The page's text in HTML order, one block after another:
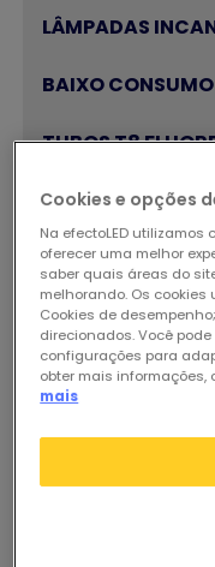
Cookies e opções
Na efectoLED utilizamos
oferecer uma melhor
saber quais áreas do
melhorando. Os cookies
Cookies de
direcionados. Você
configurações para
obter mais informações,
mais